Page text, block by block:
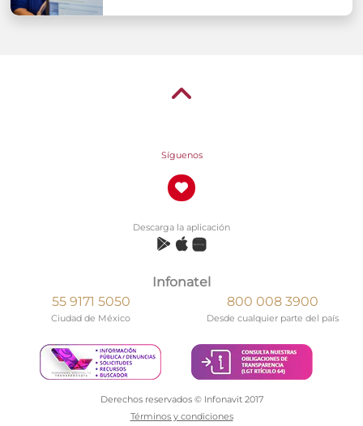
Síguenos
Descarga la aplicación
Infonatel
55 9171 5050
Ciudad de México
800 008 3900
Desde cualquier parte del país
Derechos reservados © Infonavit 2017
Términos y condiciones